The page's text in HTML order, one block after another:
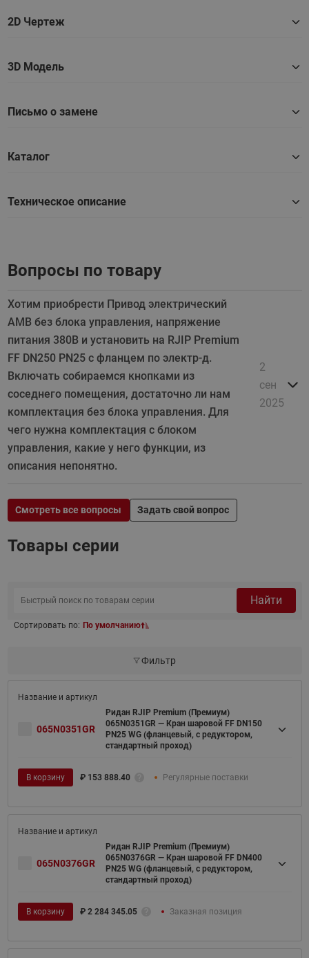
2D Чертеж
3D Модель
Письмо о замене
Каталог
Техническое описание
Вопросы по товару
Хотим приобрести Привод электрический
АМВ без блока управления, напряжение
питания 380В и установить на RJIP Premium
FF DN250 PN25 с фланцем по электр-д.
Включать собираемся кнопками из
соседнего помещения, достаточно ли нам
комплектация без блока управления. Для
чего нужна комплектация с блоком
управления, какие у него функции, из
описания непонятно.
2
сен
2025
Смотреть все вопросы Задать свой вопрос
Товары серии
Найти
Сортировать по: По умолчанию
Фильтр
065N0351GR
Ридан RJIP Premium (Премиум)
065N0351GR — Кран шаровой FF DN150
PN25 WG (фланцевый, с редуктором,
стандартный проход)
В корзину ₽ 153 888.40 Регулярные поставки
065N0376GR
Ридан RJIP Premium (Премиум)
065N0376GR — Кран шаровой FF DN400
PN25 WG (фланцевый, с редуктором,
стандартный проход)
В корзину ₽ 2 284 345.05 Заказная позиция